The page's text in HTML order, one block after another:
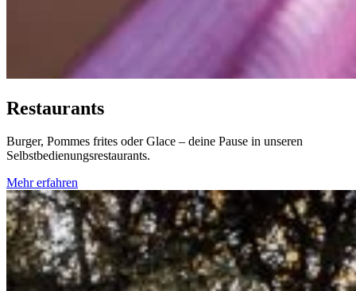
Restaurants
Burger, Pommes frites oder Glace – deine Pause in unseren
Selbstbedienungsrestaurants.
Mehr erfahren